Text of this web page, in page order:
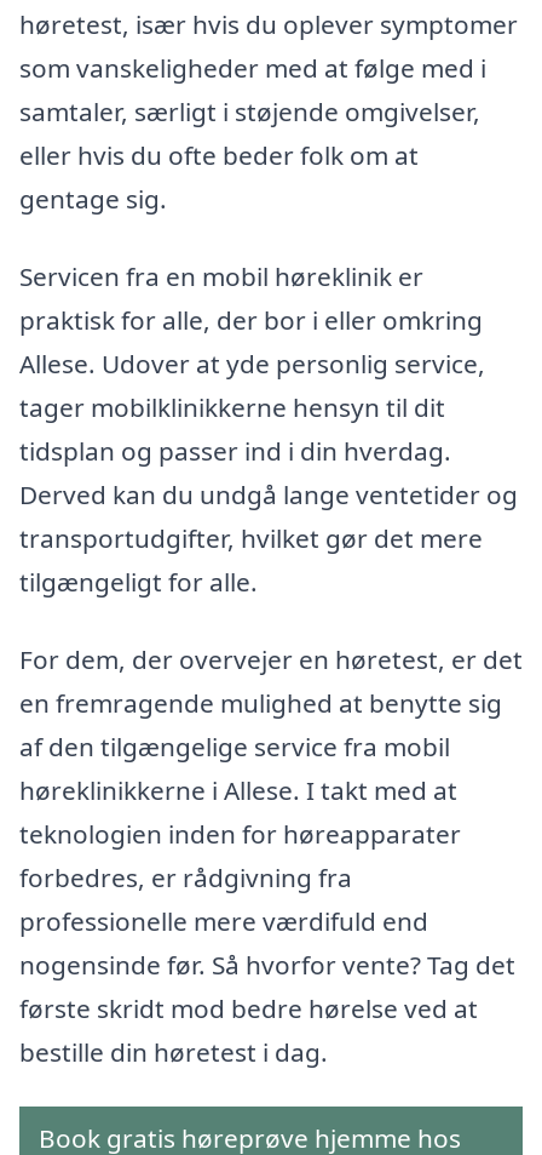
høretest, især hvis du oplever symptomer
som vanskeligheder med at følge med i
samtaler, særligt i støjende omgivelser,
eller hvis du ofte beder folk om at
gentage sig.
Servicen fra en mobil høreklinik er
praktisk for alle, der bor i eller omkring
Allese. Udover at yde personlig service,
tager mobilklinikkerne hensyn til dit
tidsplan og passer ind i din hverdag.
Derved kan du undgå lange ventetider og
transportudgifter, hvilket gør det mere
tilgængeligt for alle.
For dem, der overvejer en høretest, er det
en fremragende mulighed at benytte sig
af den tilgængelige service fra mobil
høreklinikkerne i Allese. I takt med at
teknologien inden for høreapparater
forbedres, er rådgivning fra
professionelle mere værdifuld end
nogensinde før. Så hvorfor vente? Tag det
første skridt mod bedre hørelse ved at
bestille din høretest i dag.
Book gratis høreprøve hjemme hos